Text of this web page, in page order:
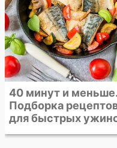
Спагетти с мясным
соусом и кабачком